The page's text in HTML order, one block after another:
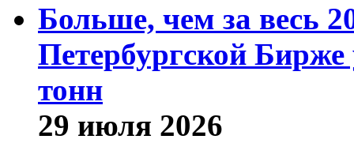
Больше, чем за весь
Петербургской
тонн
29 июля 2026